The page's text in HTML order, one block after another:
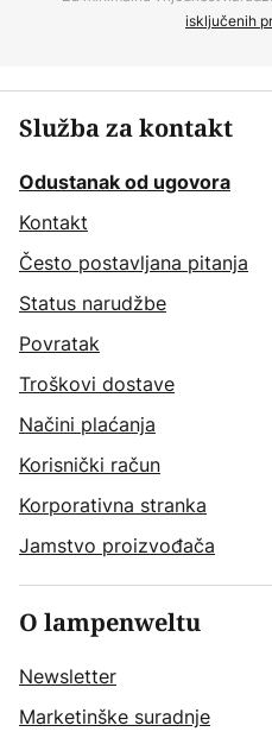
isključenih
Služba za kontakt
Odustanak od ugovora
Kontakt
Često postavljana pitanja
Status narudžbe
Povratak
Troškovi dostave
Načini plaćanja
Korisnički račun
Korporativna stranka
Jamstvo proizvođača
O lampenweltu
Newsletter
Marketinške suradnje